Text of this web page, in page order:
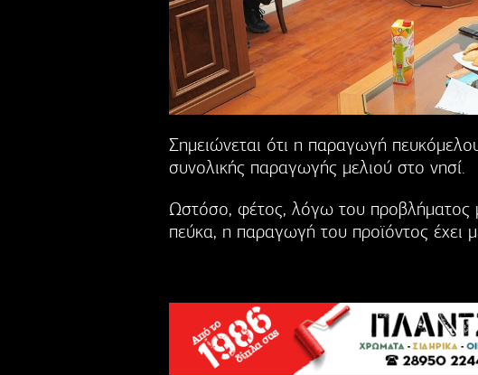
Σημειώνεται ότι η παραγωγή
συνολικής παραγωγής μελιού στο νησί.
Ωστόσο, φέτος, λόγω του προβλήματος
πεύκα, η παραγωγή του προϊόντος έχει